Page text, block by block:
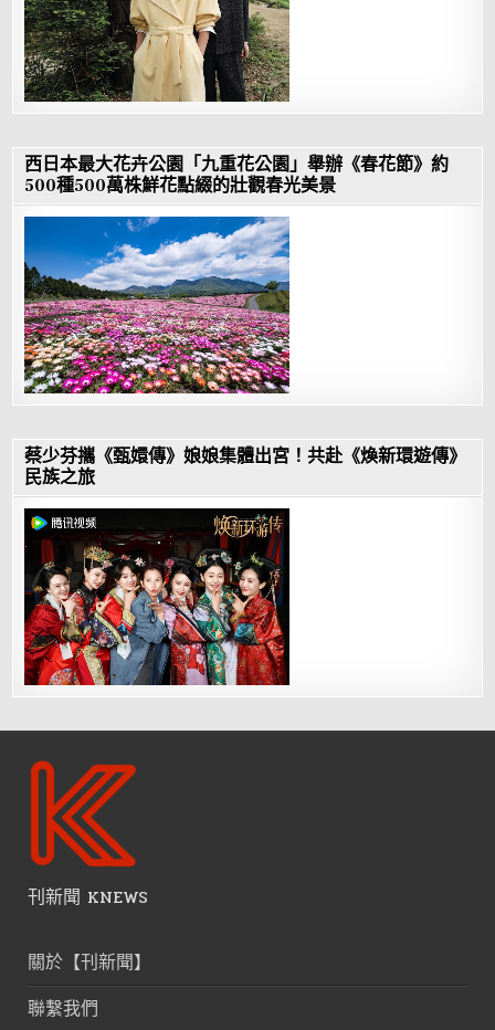
西日本最大花卉公園「九重花公園」舉辦《春花節》約
500種500萬株鮮花點綴的壯觀春光美景
蔡少芬攜《甄嬛傳》娘娘集體出宮！共赴《煥新環遊傳》
民族之旅
刊新聞 KNEWS
關於【刊新聞】
聯繫我們